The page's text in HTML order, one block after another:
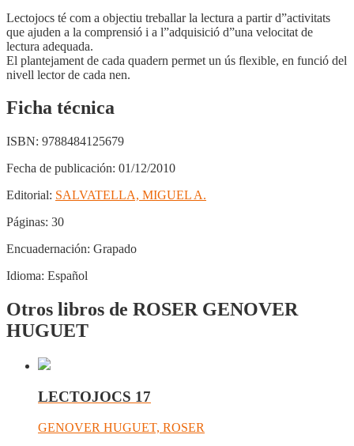
Lectojocs té com a objectiu treballar la lectura a partir d”activitats
que ajuden a la comprensió i a l”adquisició d”una velocitat de
lectura adequada.
El plantejament de cada quadern permet un ús flexible, en funció del
nivell lector de cada nen.
Ficha técnica
ISBN: 9788484125679
Fecha de publicación: 01/12/2010
Editorial: SALVATELLA, MIGUEL A.
Páginas: 30
Encuadernación: Grapado
Idioma: Español
Otros libros de ROSER GENOVER
HUGUET
LECTOJOCS 17
GENOVER HUGUET, ROSER